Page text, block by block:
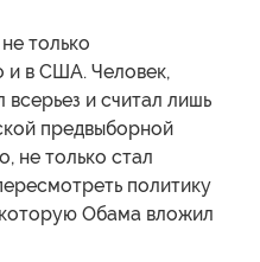
только
и в США. Человек,
и считал лишь
предвыборной
не только стал
политику
Обама вложил